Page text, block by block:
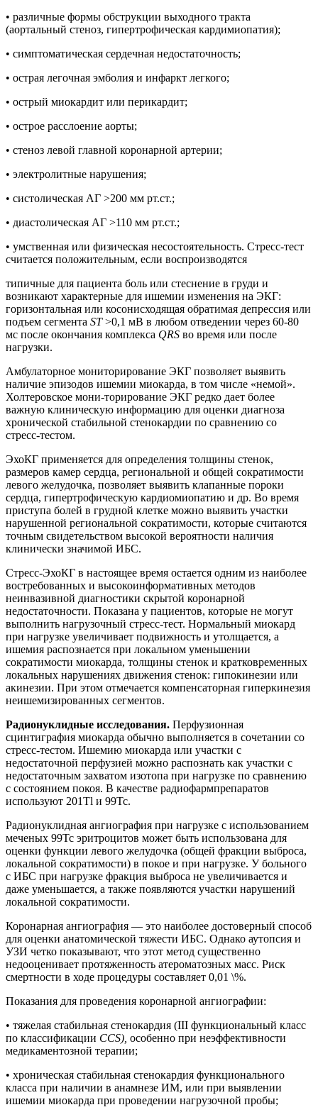
• различные формы обструкции выходного тракта
(аортальный стеноз, гипертрофическая кардимиопатия);
• симптоматическая сердечная недостаточность;
• острая легочная эмболия и инфаркт легкого;
• острый миокардит или перикардит;
• острое расслоение аорты;
• стеноз левой главной коронарной артерии;
• электролитные нарушения;
• систолическая АГ >200 мм рт.ст.;
• диастолическая АГ >110 мм рт.ст.;
• умственная или физическая несостоятельность. Стресс-тест
считается положительным, если воспроизводятся
типичные для пациента боль или стеснение в груди и
возникают характерные для ишемии изменения на ЭКГ:
горизонтальная или косонисходящая обратимая депрессия или
подъем сегмента ST>0,1 мВ в любом отведении через 60-80
мс после окончания комплекса QRS во время или после
нагрузки.
Амбулаторное мониторирование ЭКГ позволяет выявить
наличие эпизодов ишемии миокарда, в том числе «немой».
Холтеровское мони-торирование ЭКГ редко дает более
важную клиническую информацию для оценки диагноза
хронической стабильной стенокардии по сравнению со
стресс-тестом.
ЭхоКГ применяется для определения толщины стенок,
размеров камер сердца, региональной и общей сократимости
левого желудочка, позволяет выявить клапанные пороки
сердца, гипертрофическую кардиомиопатию и др. Во время
приступа болей в грудной клетке можно выявить участки
нарушенной региональной сократимости, которые считаются
точным свидетельством высокой вероятности наличия
клинически значимой ИБС.
Стресс-ЭхоКГ в настоящее время остается одним из наиболее
востребованных и высокоинформативных методов
неинвазивной диагностики скрытой коронарной
недостаточности. Показана у пациентов, которые не могут
выполнить нагрузочный стресс-тест. Нормальный миокард
при нагрузке увеличивает подвижность и утолщается, а
ишемия распознается при локальном уменьшении
сократимости миокарда, толщины стенок и кратковременных
локальных нарушениях движения стенок: гипокинезии или
акинезии. При этом отмечается компенсаторная гиперкинезия
неишемизированных сегментов.
Радионуклидные исследования. Перфузионная
сцинтиграфия миокарда обычно выполняется в сочетании со
стресс-тестом. Ишемию миокарда или участки с
недостаточной перфузией можно распознать как участки с
недостаточным захватом изотопа при нагрузке по сравнению
с состоянием покоя. В качестве радиофармпрепаратов
используют 201Tl и 99Tc.
Радионуклидная ангиография при нагрузке с использованием
меченых 99Тс эритроцитов может быть использована для
оценки функции левого желудочка (общей фракции выброса,
локальной сократимости) в покое и при нагрузке. У больного
с ИБС при нагрузке фракция выброса не увеличивается и
даже уменьшается, а также появляются участки нарушений
локальной сократимости.
Коронарная ангиография — это наиболее достоверный способ
для оценки анатомической тяжести ИБС. Однако аутопсия и
УЗИ четко показывают, что этот метод существенно
недооценивает протяженность атероматозных масс. Риск
смертности в ходе процедуры составляет 0,01 \%.
Показания для проведения коронарной ангиографии:
• тяжелая стабильная стенокардия (III функциональный класс
по классификации CCS), особенно при неэффективности
медикаментозной терапии;
• хроническая стабильная стенокардия функционального
класса при наличии в анамнезе ИМ, или при выявлении
ишемии миокарда при проведении нагрузочной пробы;